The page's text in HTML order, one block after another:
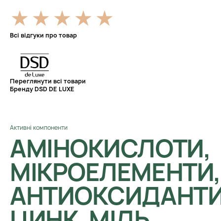
Всі відгуки про товар
Переглянути всі товари
Бренду DSD DE LUXE
Активні компоненти
АМІНОКИСЛОТИ,
МІКРОЕЛЕМЕНТИ,